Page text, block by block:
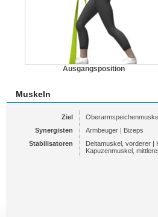
Ausgangsposition
Muskeln
Ziel
Synergisten
Armbeuger | Bizeps
Stabilisatoren
Deltamuskel, vorderer |
Kapuzenmuskel,